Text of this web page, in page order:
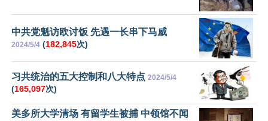
中共党魁访欧讨饭 先遇一长串下马威
2024/5/4 (182,845次)
习共统治的五大控制和八大特点 2024/5/4
(165,097次)
美多所大学清场 有留学生被捕 中领馆不闻